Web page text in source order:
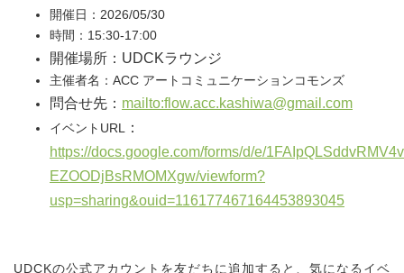
開催日：2026/05/30
時間：15:30-17:00
開催場所：UDCKラウンジ
主催者名：ACC アートコミュニケーションコモンズ
問合せ先： mailto:flow.acc.kashiwa@gmail.com
イベントURL ：
https://docs.google.com/forms/d/e/
EZOODjBsRMOMXgw/viewform?
usp=sharing&ouid=116177467164453893045
UDCKの公式アカウントを友だちに追加すると、気になるイベ